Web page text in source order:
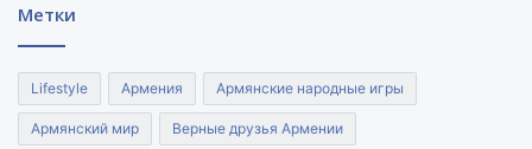
Метки
Lifestyle Армения Армянские народные игры
Армянский мир Верные друзья Армении